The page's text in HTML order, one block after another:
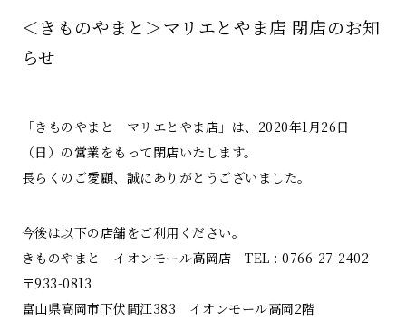
＜きものやまと＞マリエとやま店 閉店のお知
らせ
「きものやまと マリエとやま店」は、2020年1月26日
（日）の営業をもって閉店いたします。
長らくのご愛顧、誠にありがとうございました。
今後は以下の店舗をご利用ください。
きものやまと イオンモール高岡店 TEL : 0766-27-2402
〒933-0813
富山県高岡市下伏間江383 イオンモール高岡2階